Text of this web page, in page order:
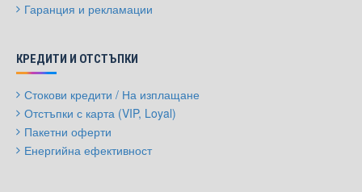
Гаранция и рекламации
КРЕДИТИ И ОТСТЪПКИ
Стокови кредити / На изплащане
Отстъпки с карта (VIP, Loyal)
Пакетни оферти
Енергийна ефективност